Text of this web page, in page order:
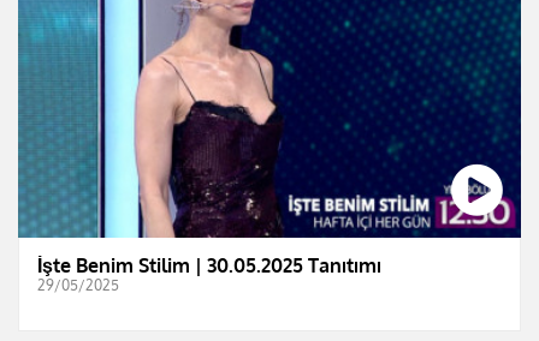
İşte Benim Stilim | 30.05.2025 Tanıtımı
29/05/2025